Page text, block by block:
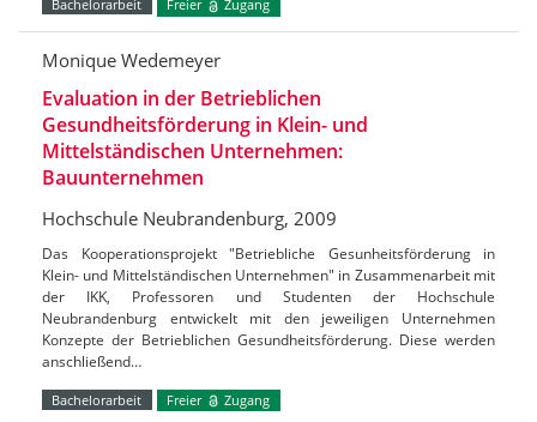
Bachelorarbeit Freier Zugang
Monique Wedemeyer
Evaluation in der Betrieblichen
Gesundheitsförderung in Klein- und
Mittelständischen Unternehmen:
Bauunternehmen
Hochschule Neubrandenburg, 2009
Das Kooperationsprojekt "Betriebliche Gesunheitsförderung in
Klein- und Mittelständischen Unternehmen" in Zusammenarbeit mit
der IKK, Professoren und Studenten der Hochschule
Neubrandenburg entwickelt mit den jeweiligen Unternehmen
Konzepte der Betrieblichen Gesundheitsförderung. Diese werden
anschließend…
Bachelorarbeit Freier Zugang